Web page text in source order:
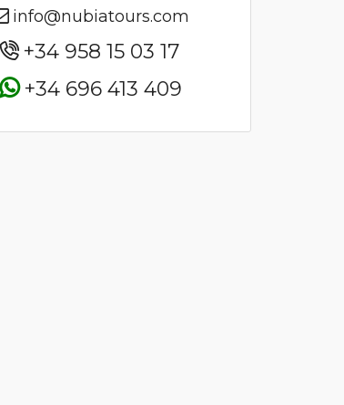
info@nubiatours.com
+34 958 15 03 17
+34 696 413 409